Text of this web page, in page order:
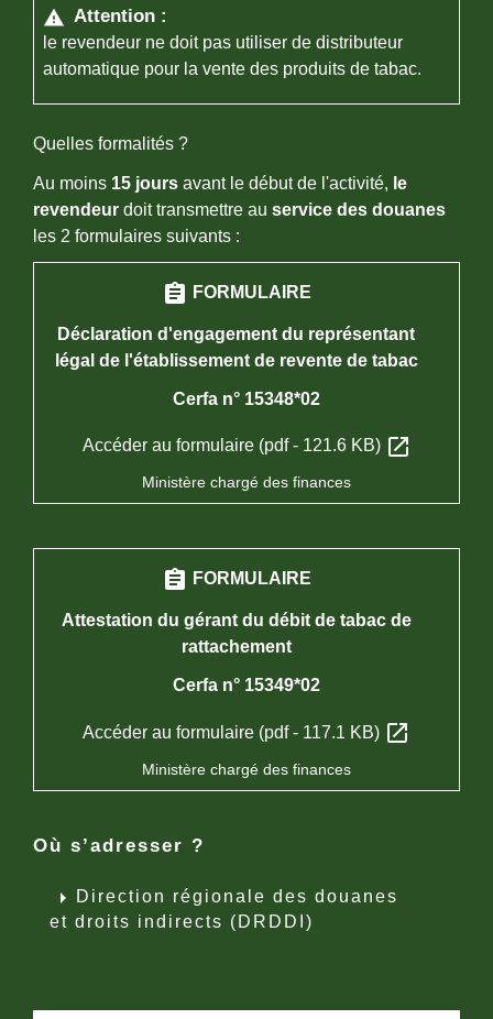
warning Attention :
le revendeur ne doit pas utiliser de distributeur
automatique pour la vente des produits de tabac.
Quelles formalités ?
Au moins 15 jours avant le début de l'activité, le
revendeur doit transmettre au service des douanes
les 2 formulaires suivants :
assignment FORMULAIRE
Déclaration d'engagement du représentant
légal de l'établissement de revente de tabac
Cerfa n° 15348*02
Accéder au formulaire (pdf - 121.6 KB) open_in_new
Ministère chargé des finances
assignment FORMULAIRE
Attestation du gérant du débit de tabac de
rattachement
Cerfa n° 15349*02
Accéder au formulaire (pdf - 117.1 KB) open_in_new
Ministère chargé des finances
Où s’adresser ?
arrow_right
Direction régionale des douanes
et droits indirects (DRDDI)